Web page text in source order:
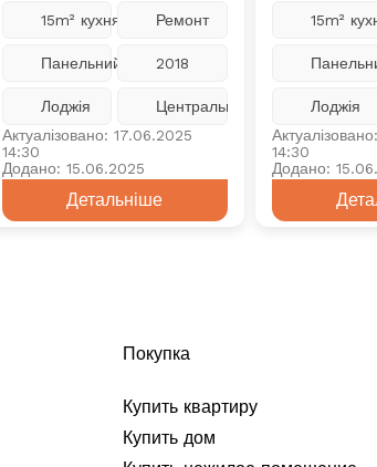
15m² кухня Ремонт
Панельний 2018
Лоджія
Центральне
Актуалізовано: 17.06.2025
14:30
Додано: 15.06.2025
Детальніше
15m²
Лоджія
14:30
Додано:
Покупка
Купить квартиру
Купить дом